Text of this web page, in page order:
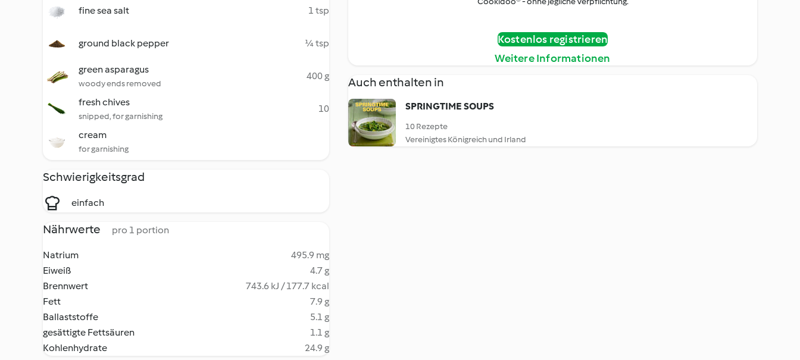
fine sea salt 1 tsp
ground black pepper ¼ tsp
green asparagus
woody ends removed
400 g
fresh chives
snipped, for garnishing
10
cream
for garnishing
Schwierigkeitsgrad
einfach
Nährwerte pro 1 portion
Natrium
495.9 mg
Eiweiß
4.7 g
Brennwert
743.6 kJ / 177.7 kcal
Fett
7.9 g
Ballaststoffe
5.1 g
gesättigte Fettsäuren
1.1 g
Kohlenhydrate
24.9 g
Kostenlos registrieren
Weitere Informationen
Auch enthalten in
SPRINGTIME SOUPS
10 Rezepte
Vereinigtes Königreich und Irland